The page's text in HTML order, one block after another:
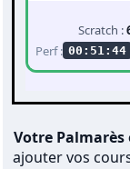
Scratch :
Perf : 00:51:44
Votre
ajouter vos